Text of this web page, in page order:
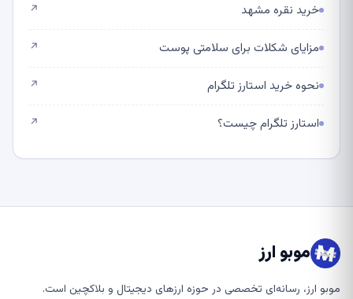
خرید نقره مشهد ↗
مزایای شکلات برای سلامتی پوست ↗
نحوه خرید استارز تلگرام ↗
استارز تلگرام چیست؟ ↗
موبو ارز
موبو ارز، رسانه‌ای تخصصی در حوزه ارزهای دیجیتال و بلاکچین است.